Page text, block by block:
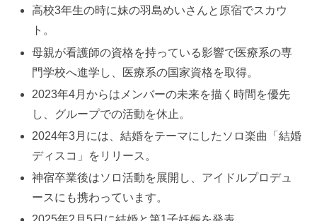
高校3年生の時に妹の羽島めいさんと原宿でスカウ
ト。
母親が看護師の資格を持っている影響で医療系の専
門学校へ進学し、医療系の国家資格を取得。
2023年4月からはメンバーの未来を描く時間を優先
し、グループでの活動を休止。
2024年3月には、結婚をテーマにしたソロ楽曲「結婚
ディスコ」をリリース。
神宿卒業後はソロ活動を展開し、アイドルプロデュ
ースにも携わっています。